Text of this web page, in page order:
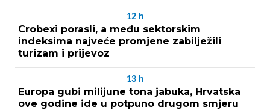
12 h
Crobexi porasli, a među sektorskim
indeksima najveće promjene zabilježili
turizam i prijevoz
13 h
Europa gubi milijune tona jabuka, Hrvatska
ove godine ide u potpuno drugom smjeru